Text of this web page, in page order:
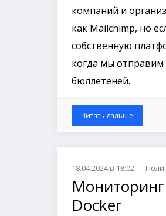
компаний и
как Mailchimp, но
собственную
когда мы
бюллетеней.
Читать дальше
18.04.2024 в 18:02
Docker